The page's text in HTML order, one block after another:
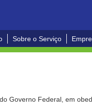
Sobre o Serviço
Governo Federal, em